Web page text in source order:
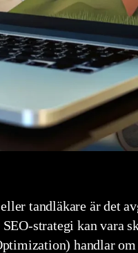
tandläkare är det
strategi kan vara
handlar